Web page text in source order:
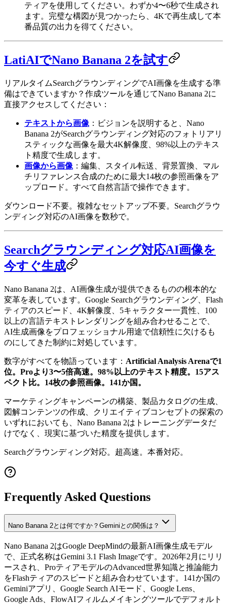
ティアを使用してください。わずか4〜6秒で生成され
ます。完璧な構図が見つかったら、4Kで再生成して本
番品質の出力を得てください。
LatiAIでNano Banana 2を試す
リアルタイムSearchグラウンディングでAI画像を生成する準
備はできていますか？作成ツールを通じてNano Banana 2に
直接アクセスしてください：
テキストから画像 ：ビジョンを説明すると、Nano
Banana 2がSearchグラウンディング対応のフォトリアリ
スティックな画像を最大4K解像度、98%以上のテキス
ト精度で生成します。
画像から画像 ：編集、スタイル転送、背景置換、マル
チリファレンス合成のために最大14枚の参照画像をア
ップロード。すべて自然言語で操作できます。
ダウンロード不要。複雑なセットアップ不要。Searchグラウ
ンディング対応のAI画像を数秒で。
Searchグラウンディング対応AI画像を
今すぐ生成
Nano Banana 2は、AI画像生成が提供できるものの根本的な
変革を表しています。Google Searchグラウンディング、Flash
ティアのスピード、4K解像度、5キャラクター一貫性、100
以上の言語テキストレンダリングを組み合わせることで、
AI生成画像をプロフェッショナル用途で信頼性に欠けるも
のにしてきた制約に対処しています。
数字がすべてを物語っています： Artificial Analysis Arenaで1
位。Proより3〜5倍高速。98%以上のテキスト精度。15アス
ペクト比。14枚の参照画像。141か国。
マーケティングキャンペーンの構築、製品カタログの生成、
図解コンテンツの作成、クリエイティブコンセプトの探索の
いずれにおいても、Nano Banana 2はトレーニングデータだ
けでなく、現実に基づいた精度を提供します。
Searchグラウンディング対応。超高速。本番対応。
Frequently Asked Questions
Nano Banana 2とは何ですか？Geminiとの関係は？
Nano Banana 2はGoogle DeepMindの最新AI画像生成モデル
で、正式名称はGemini 3.1 Flash Imageです。2026年2月にリリ
ースされ、ProティアモデルのAdvanced世界知識と推論能力
をFlashティアのスピードと組み合わせています。141か国の
Geminiアプリ、Google Search AIモード、Google Lens、
Google Ads、FlowAIフィルムメイキングツールでデフォルト